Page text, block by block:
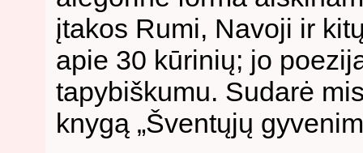
įtakos Rumi, Navoji ir
apie 30 kūrinių; jo
tapybiškumu. Sudarė
knygą „Šventųjų